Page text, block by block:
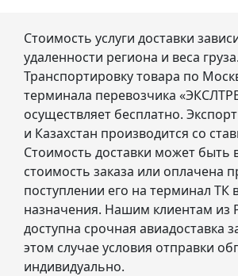
Стоимость услуги доставки
удаленности региона и веса груза.
Транспортировку товара по
терминала перевозчика
осуществляет бесплатно.
и Казахстан производится со
Стоимость доставки может быть
стоимость заказа или оплачена
поступлении его на терминал ТК
назначения. Нашим клиентам из
доступна срочная авиадоставка
этом случае условия отправки
индивидуально.